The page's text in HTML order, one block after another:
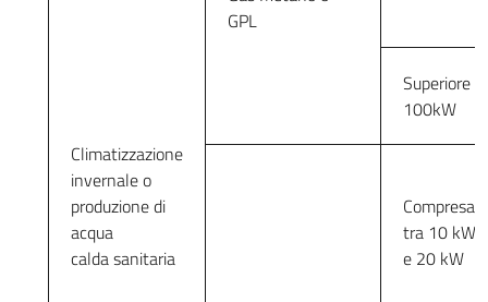
Climatizzazione
invernale o
produzione di
acqua
calda sanitaria
GPL
Superiore a
100kW
Compresa
tra 10 kW
e 20 kW